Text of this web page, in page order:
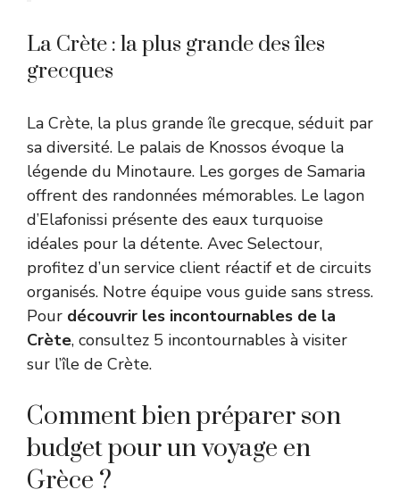
La Crète : la plus grande des îles
grecques
La Crète, la plus grande île grecque, séduit par
sa diversité. Le palais de Knossos évoque la
légende du Minotaure. Les gorges de Samaria
offrent des randonnées mémorables. Le lagon
d’Elafonissi présente des eaux turquoise
idéales pour la détente. Avec Selectour,
profitez d’un service client réactif et de circuits
organisés. Notre équipe vous guide sans stress.
Pour découvrir les incontournables de la
Crète, consultez 5 incontournables à visiter
sur l’île de Crète.
Comment bien préparer son
budget pour un voyage en
Grèce ?